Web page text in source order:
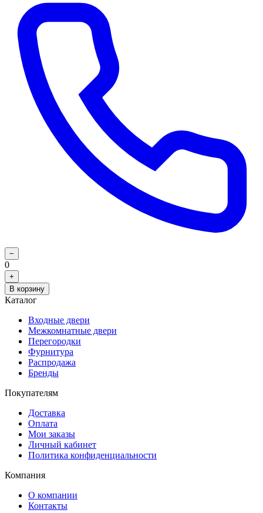
−
0
+
В корзину
Каталог
Входные двери
Межкомнатные двери
Перегородки
Фурнитура
Распродажа
Бренды
Покупателям
Доставка
Оплата
Мои заказы
Личный кабинет
Политика конфиденциальности
Компания
О компании
Контакты